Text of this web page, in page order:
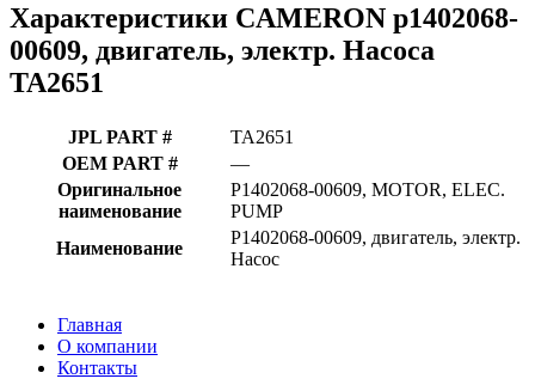
Характеристики CAMERON p1402068-
00609, двигатель, электр. Насоса
TA2651
JPL PART #
TA2651
OEM PART #
—
Оригинальное
наименование
P1402068-00609, MOTOR, ELEC.
PUMP
Наименование
P1402068-00609, двигатель, электр.
Насос
Главная
О компании
Контакты